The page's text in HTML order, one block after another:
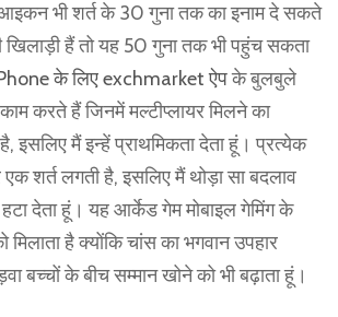
भी शर्त के 30 गुना तक का इनाम दे सकते
हैं तो यह 50 गुना तक भी पहुंच सकता
के लिए exchmarket ऐपके बुलबुले
करते हैं जिनमें मल्टीप्लायर मिलने का
इसलिए मैं इन्हें प्राथमिकता देता हूं। प्रत्येक
शर्त लगती है, इसलिए मैं थोड़ा सा बदलाव
देता हूं। यह आर्केड गेम मोबाइल गेमिंग के
है क्योंकि चांस का भगवान उपहार
बच्चों के बीच सम्मान खोने को भी बढ़ाता हूं।